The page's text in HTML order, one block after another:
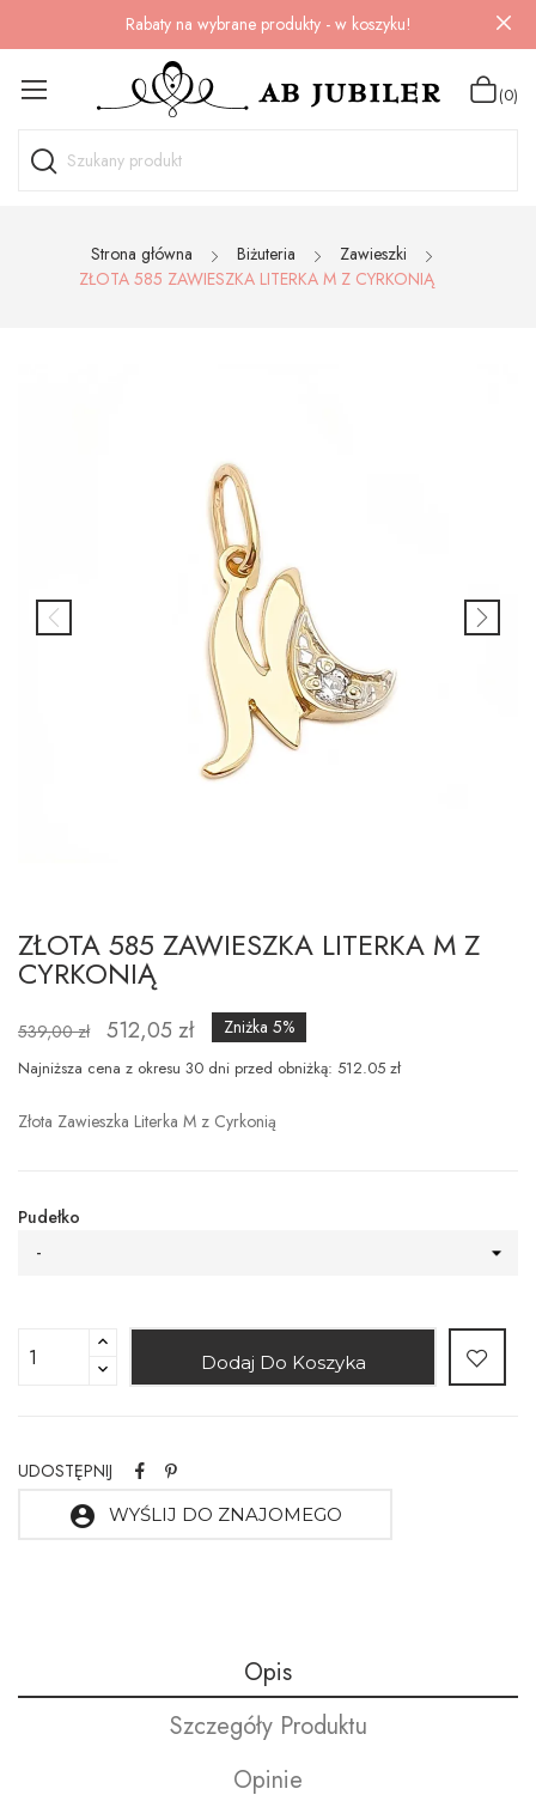
Rabaty na wybrane produkty - w koszyku!
(0)
Strona główna Biżuteria
Zawieszki
ZŁOTA 585 ZAWIESZKA LITERKA M Z CYRKONIĄ
ZŁOTA 585 ZAWIESZKA LITERKA M Z
CYRKONIĄ
539,00 zł 512,05 zł Zniżka 5%
Najniższa cena z okresu 30 dni przed obniżką: 512.05 zł
Złota Zawieszka Literka M z Cyrkonią
Pudełko
-
Dodaj Do Koszyka
UDOSTĘPNIJ
account_circle WYŚLIJ DO ZNAJOMEGO
Opis
Szczegóły Produktu
Opinie